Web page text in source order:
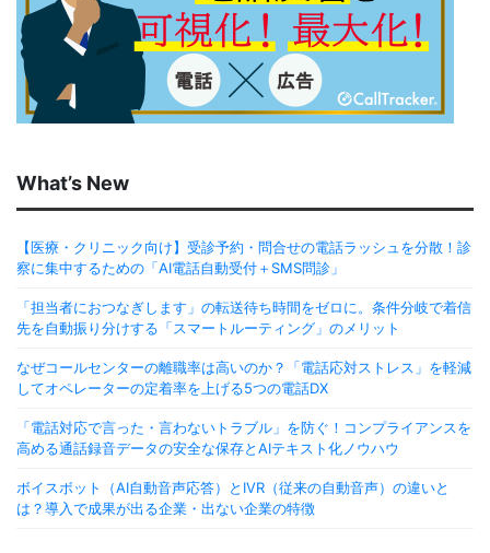
What’s New
【医療・クリニック向け】受診予約・問合せの電話ラッシュを分散！診
察に集中するための「AI電話自動受付＋SMS問診」
「担当者におつなぎします」の転送待ち時間をゼロに。条件分岐で着信
先を自動振り分けする「スマートルーティング」のメリット
なぜコールセンターの離職率は高いのか？「電話応対ストレス」を軽減
してオペレーターの定着率を上げる5つの電話DX
「電話対応で言った・言わないトラブル」を防ぐ！コンプライアンスを
高める通話録音データの安全な保存とAIテキスト化ノウハウ
ボイスボット（AI自動音声応答）とIVR（従来の自動音声）の違いと
は？導入で成果が出る企業・出ない企業の特徴